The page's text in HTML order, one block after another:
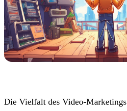
Die Vielfalt des Video-